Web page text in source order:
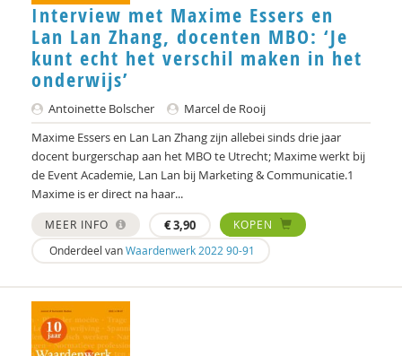
Tom van Oeffelt
Jeroen Onstenk
Jurriën ood
Henk Oosterling
Marco Otten
Hans Panjoel
Tom Peetoom
Kees Pieters
Roel Pieters
Heleen Pott
Interview met Maxime Essers en
Lan Lan Zhang, docenten MBO: ‘Je
kunt echt het verschil maken in het
onderwijs’
Antoinette Bolscher
Marcel de Rooij
Maxime Essers en Lan Lan Zhang zijn allebei sinds drie jaar
docent burgerschap aan het MBO te Utrecht; Maxime werkt bij
de Event Academie, Lan Lan bij Marketing & Communicatie.1
Maxime is er direct na haar...
MEER INFO €3,90
KOPEN
Onderdeel vanWaardenwerk 2022 90-91